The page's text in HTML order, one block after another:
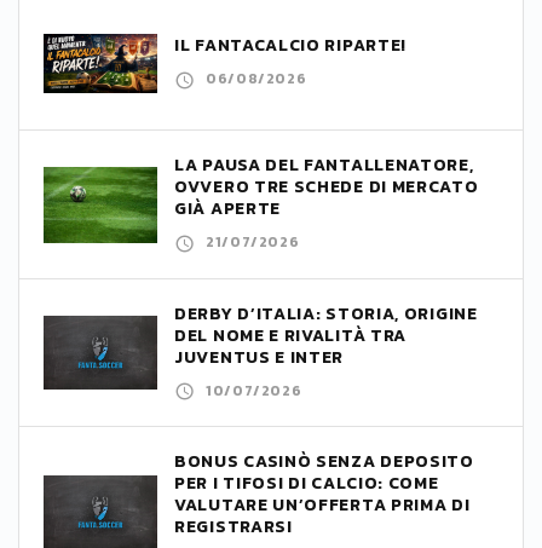
IL FANTACALCIO RIPARTE!
06/08/2026
LA PAUSA DEL FANTALLENATORE,
OVVERO TRE SCHEDE DI MERCATO
GIÀ APERTE
21/07/2026
DERBY D’ITALIA: STORIA, ORIGINE
DEL NOME E RIVALITÀ TRA
JUVENTUS E INTER
10/07/2026
BONUS CASINÒ SENZA DEPOSITO
PER I TIFOSI DI CALCIO: COME
VALUTARE UN’OFFERTA PRIMA DI
REGISTRARSI